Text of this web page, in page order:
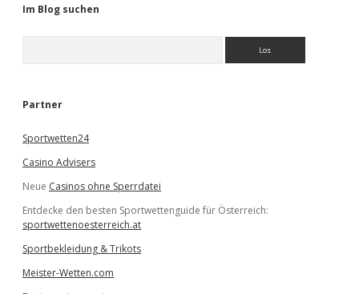
Im Blog suchen
e
Partner
Sportwetten24
Casino Advisers
Neue Casinos ohne Sperrdatei
Entdecke den besten Sportwettenguide für Österreich:
sportwettenoesterreich.at
Sportbekleidung & Trikots
Meister-Wetten.com